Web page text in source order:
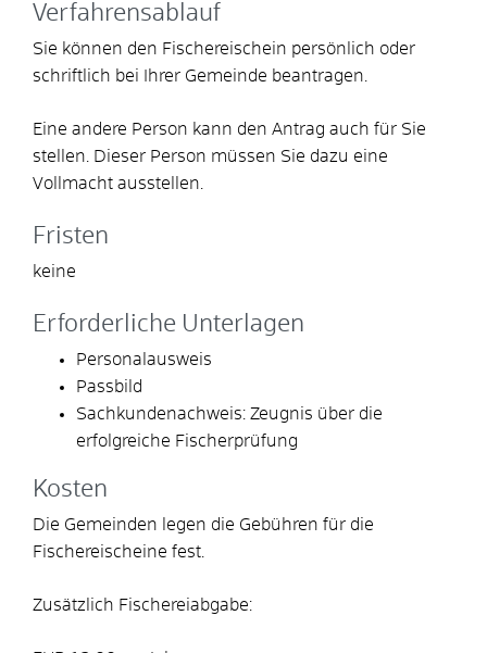
Verfahrensablauf
Sie können den Fischereischein persönlich oder
schriftlich bei Ihrer Gemeinde beantragen.
Eine andere Person kann den Antrag auch für Sie
stellen. Dieser Person müssen Sie dazu eine
Vollmacht ausstellen.
Fristen
keine
Erforderliche Unterlagen
Personalausweis
Passbild
Sachkundenachweis: Zeugnis über die
erfolgreiche Fischerprüfung
Kosten
Die Gemeinden legen die Gebühren für die
Fischereischeine fest.
Zusätzlich Fischereiabgabe: